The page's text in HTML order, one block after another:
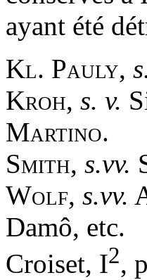
ayant été
Kl. Pauly,
Kroh, s. v.
Martino.
Smith, s.vv.
Wolf, s.vv.
Damô, etc.
Croiset, I2,